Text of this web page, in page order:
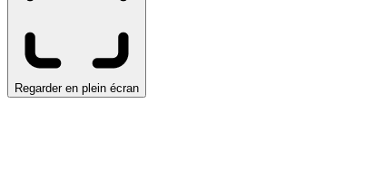
Regarder en plein écran